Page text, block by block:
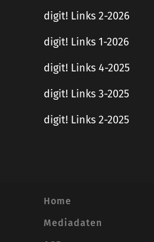
digit! Links 2-2026
digit! Links 1-2026
digit! Links 4-2025
digit! Links 3-2025
digit! Links 2-2025
Home
Mediadaten